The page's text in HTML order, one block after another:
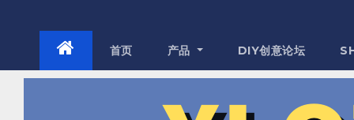
首页 产品 DIY创意论坛